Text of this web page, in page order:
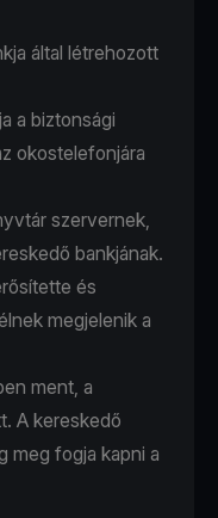
által létrehozott
a biztonsági
okostelefonjára
szervernek,
bankjának.
és
megjelenik a
ment, a
A kereskedő
meg fogja kapni a